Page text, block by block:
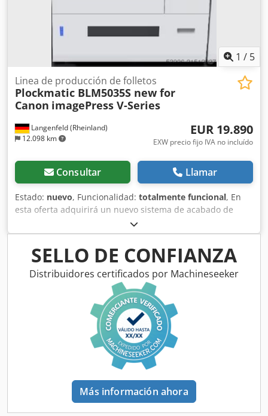
1 / 5
Langenfeld (Rheinland)
12.098 km
Linea de producción de folletos
Plockmatic BLM5035S new for
Canon imagePress V-Series
EUR 19.890
EXW precio fijo IVA no incluído
Consultar Llamar
Estado: nuevo, Funcionalidad: totalmente funcional, En
esta oferta adquirirá un nuevo sistema de acabado de
folletos "Plockmatic BLM5035S". Objeto de la venta: 1 x
Plockmatic BLM5035S para las siguientes máquinas: Canon
imagePRESS V900 Canon imagePRESS V1000 Canon
imagePRESS V1350 Estado: Se trata de un equipo nuevo en
su embalaje original. Crsdpjyuubdefx Ah Hjf Embalaje y
envío: Puede ver el equipo durante nuestro horario
comercial. ¡Por favor, concierte una cita! Embalaje apto
para transporte marítimo y envío internacional disponibles
bajo consulta. Para más información, no dude en ponerse
en contacto con nosotros personalmente.
SELLO DE CONFIANZA
Distribuidores certificados por Machineseeker
Más información ahora